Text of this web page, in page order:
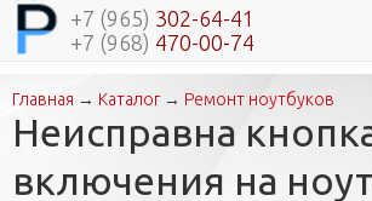
+7 (965) 302-64-41
+7 (968) 470-00-74
Вы здесь
Главная → Каталог→ Ремонт ноутбуков
Неисправна
включения на